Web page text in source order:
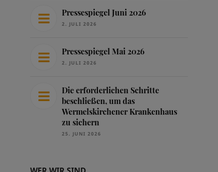
Pressespiegel Juni 2026
2. JULI 2026
Pressespiegel Mai 2026
2. JULI 2026
Die erforderlichen Schritte
beschließen, um das
Wermelskirchener Krankenhaus
zu sichern
25. JUNI 2026